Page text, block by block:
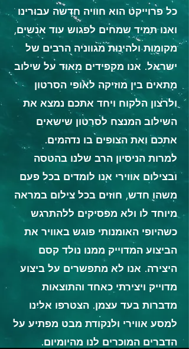
כל פרוייקט הוא חוויה חדשה עבורינו
ואנו תמיד שמחים לפגוש עוד אנשים,
מקומות ולהינות מגווניה הרבים של
ישראל. אנו מקפידים מאוד על שילוב
מתאים בין מוזיקה לאופי הסרטון
ולרצון הלקוח ויחד אתכם נמצא את
השילוב המנצח לסרטון שישאים
אתכם ואת הצופים בו נדהמים.
למרות הניסיון הרב שלנו בהטסה
ובצילום אווירי אנו לומדים בכל פעם
משהו חדש, חוזים בכל צילום במראה
מיוחד לו ולא מפסיקים ללהתרגש
כשהיופי האומנותי פוגש באוויר את
הביצוע המדוייק ממנו נולד קסם
היצירה. אנו לא מתפשרים על ביצוע
מדוייק ויצירתי כאחד והתוצאות
מדברות בעד עצמן. הצטרפו אלינו
למסע אווירי ולנקודת מבט מפתיע על
הדברים המוכרים לנו מהיומיום.